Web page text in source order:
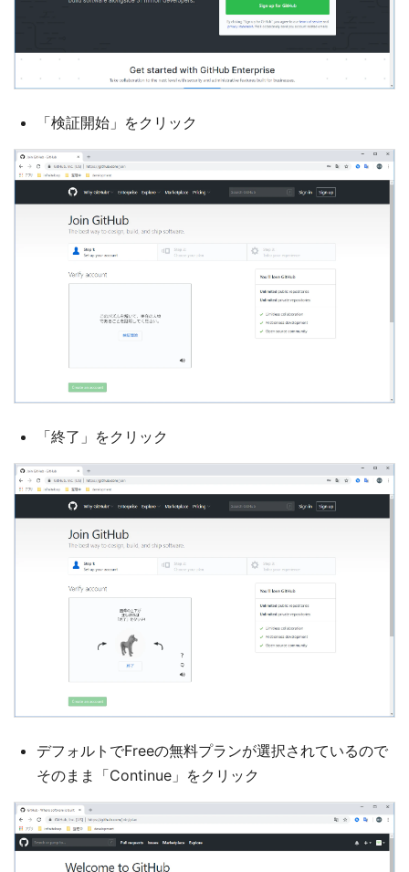
「検証開始」をクリック
「終了」をクリック
デフォルトでFreeの無料プランが選択されているので
そのまま「Continue」をクリック